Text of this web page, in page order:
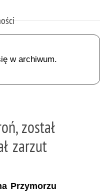
w archiwum.
został
zarzut
Przymorzu